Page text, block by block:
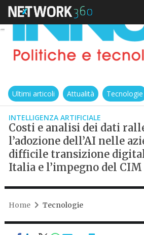
Ultimi articoli Attualità Tecnologie
INTELLIGENZA ARTIFICIALE
Costi e analisi dei dati
l’adozione dell’AI nelle
difficile transizione
Italia e l’impegno del CIM
Home Tecnologie